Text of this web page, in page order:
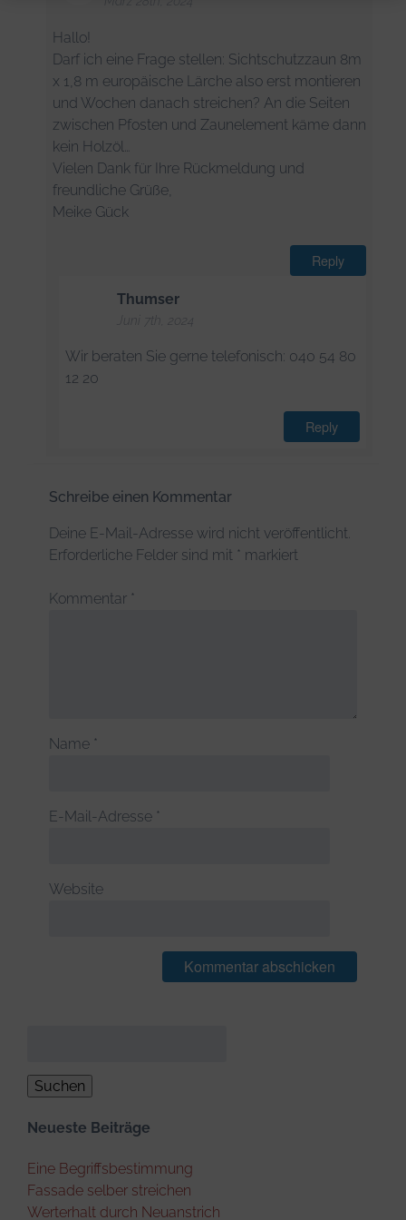
Hallo!
Darf ich eine Frage stellen: Sichtschutzzaun 8m
x 1,8 m europäische Lärche also erst montieren
und Wochen danach streichen? An die Seiten
zwischen Pfosten und Zaunelement käme dann
kein Holzöl…
Vielen Dank für Ihre Rückmeldung und
freundliche Grüße,
Meike Gück
Reply
Thumser
Juni 7th, 2024
Wir beraten Sie gerne telefonisch: 040 54 80
12 20
Reply
Schreibe einen Kommentar
Deine E-Mail-Adresse wird nicht veröffentlicht.
Erforderliche Felder sind mit * markiert
Kommentar *
Name *
E-Mail-Adresse *
Website
Neueste Beiträge
Eine Begriffsbestimmung
Fassade selber streichen
Werterhalt durch Neuanstrich